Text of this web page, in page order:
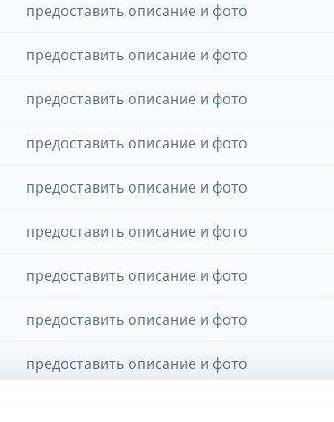
предоставить описание и фото
предоставить описание и фото
предоставить описание и фото
предоставить описание и фото
предоставить описание и фото
предоставить описание и фото
предоставить описание и фото
предоставить описание и фото
предоставить описание и фото